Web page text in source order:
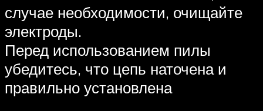
случае необходимости, очищайте
электроды.
Перед использованием пилы
убедитесь, что цепь наточена и
правильно установлена